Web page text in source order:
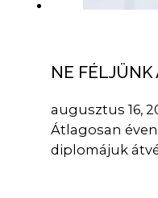
NE FÉLJÜNK
augusztus 16,
Átlagosan
diplomájuk